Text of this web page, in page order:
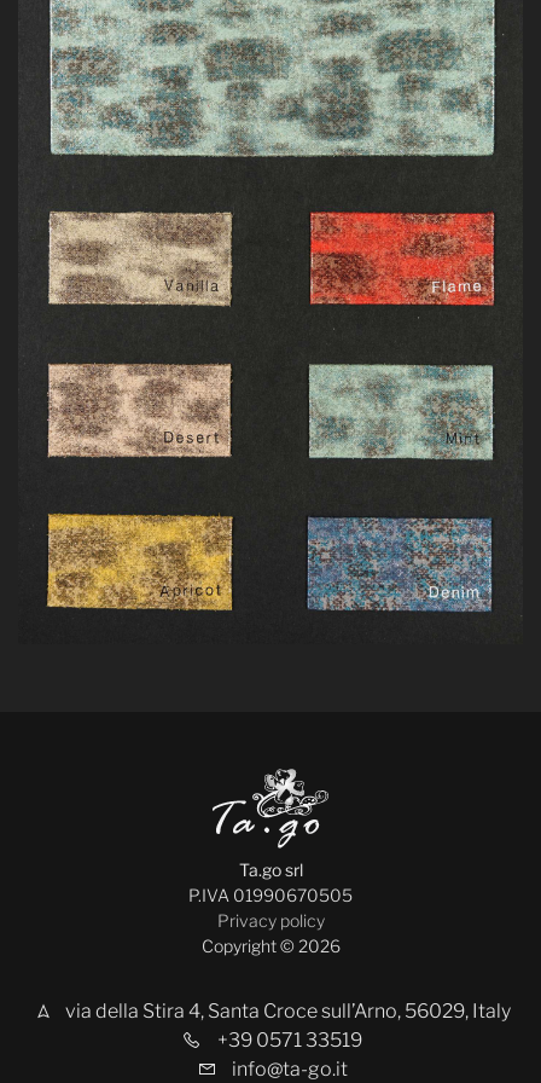
Ta.go srl
P.IVA 01990670505
Privacy policy
Copyright © 2026
via della Stira 4, Santa Croce sull’Arno, 56029, Italy
+39 0571 33519
info@ta-go.it